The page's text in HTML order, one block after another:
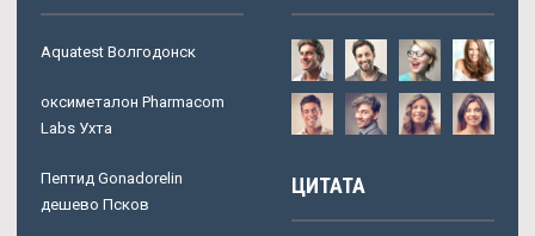
Aquatest Волгодонск
оксиметалон Pharmacom
Labs Ухта
Пептид Gonadorelin
дешево Псков
ЦИТАТА